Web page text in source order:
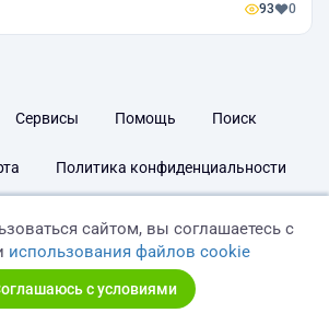
93 0
Сервисы Помощь Поиск
Политика конфиденциальности
сайтом, вы соглашаетесь с
использования файлов cookie
с условиями